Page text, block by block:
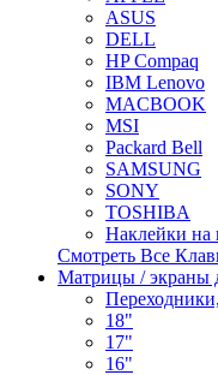
ASUS
DELL
HP Compaq
IBM Lenovo
MACBOOK
MSI
Packard Bell
SAMSUNG
SONY
TOSHIBA
Наклейки на
Смотреть Все
Матрицы / экраны
18"
17"
16"